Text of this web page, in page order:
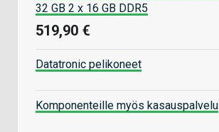
32 GB 2 x 16 GB DDR5
519,90 €
Datatronic pelikoneet
Komponenteille myös kasauspalvelu